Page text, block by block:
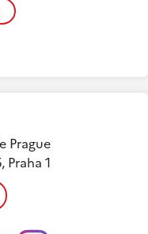
Prague
Praha 1